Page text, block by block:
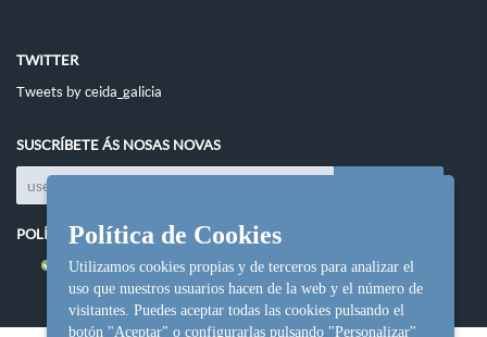
TWITTER
Tweets by ceida_galicia
SUSCRÍBETE ÁS NOSAS NOVAS
POLÍTICAS DO SITIO
Política de cookies
Política de Cookies
Utilizamos cookies propias y de terceros para analizar el
uso que nuestros usuarios hacen de la web y el número de
visitantes. Puedes aceptar todas las cookies pulsando el
botón "Aceptar" o configurarlas pulsando "Personalizar"